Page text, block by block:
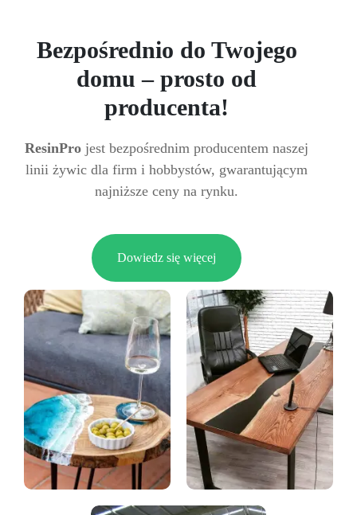
Bezpośrednio do Twojego
domu – prosto od
producenta!
ResinPro jest bezpośrednim producentem naszej
linii żywic dla firm i hobbystów, gwarantującym
najniższe ceny na rynku.
Dowiedz się więcej